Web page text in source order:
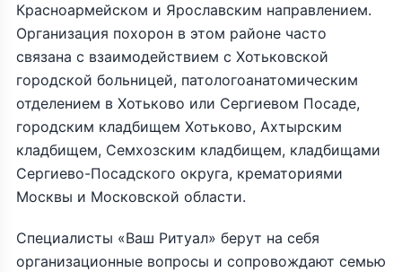
Красноармейском и Ярославским направлением.
Организация похорон в этом районе часто
связана с взаимодействием с Хотьковской
городской больницей, патологоанатомическим
отделением в Хотьково или Сергиевом Посаде,
городским кладбищем Хотьково, Ахтырским
кладбищем, Семхозским кладбищем, кладбищами
Сергиево-Посадского округа, крематориями
Москвы и Московской области.
Специалисты «Ваш Ритуал» берут на себя
организационные вопросы и сопровождают семью